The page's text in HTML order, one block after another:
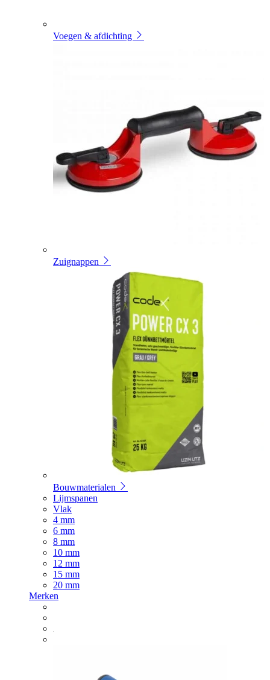
Voegen & afdichting
Zuignappen
Bouwmaterialen
Lijmspanen
Vlak
4 mm
6 mm
8 mm
10 mm
12 mm
15 mm
20 mm
Merken